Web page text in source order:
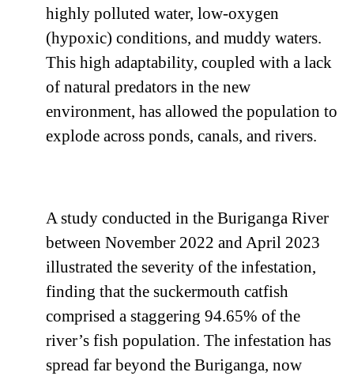
highly polluted water, low-oxygen
(hypoxic) conditions, and muddy waters.
This high adaptability, coupled with a lack
of natural predators in the new
environment, has allowed the population to
explode across ponds, canals, and rivers.
A study conducted in the Buriganga River
between November 2022 and April 2023
illustrated the severity of the infestation,
finding that the suckermouth catfish
comprised a staggering 94.65% of the
river’s fish population. The infestation has
spread far beyond the Buriganga, now